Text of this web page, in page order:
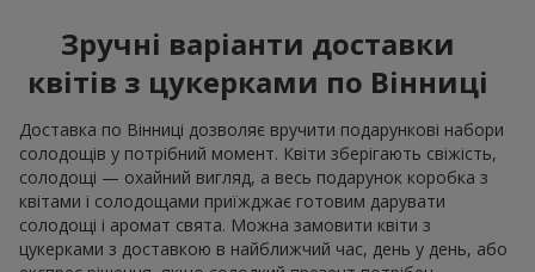
Зручні варіанти доставки
квітів з цукерками по Вінниці
Доставка по Вінниці дозволяє вручити подарункові набори
солодощів у потрібний момент. Квіти зберігають свіжість,
солодощі — охайний вигляд, а весь подарунок коробка з
квітами і солодощами приїжджає готовим дарувати
солодощі і аромат свята. Можна замовити квіти з
цукерками з доставкою в найближчий час, день у день, або